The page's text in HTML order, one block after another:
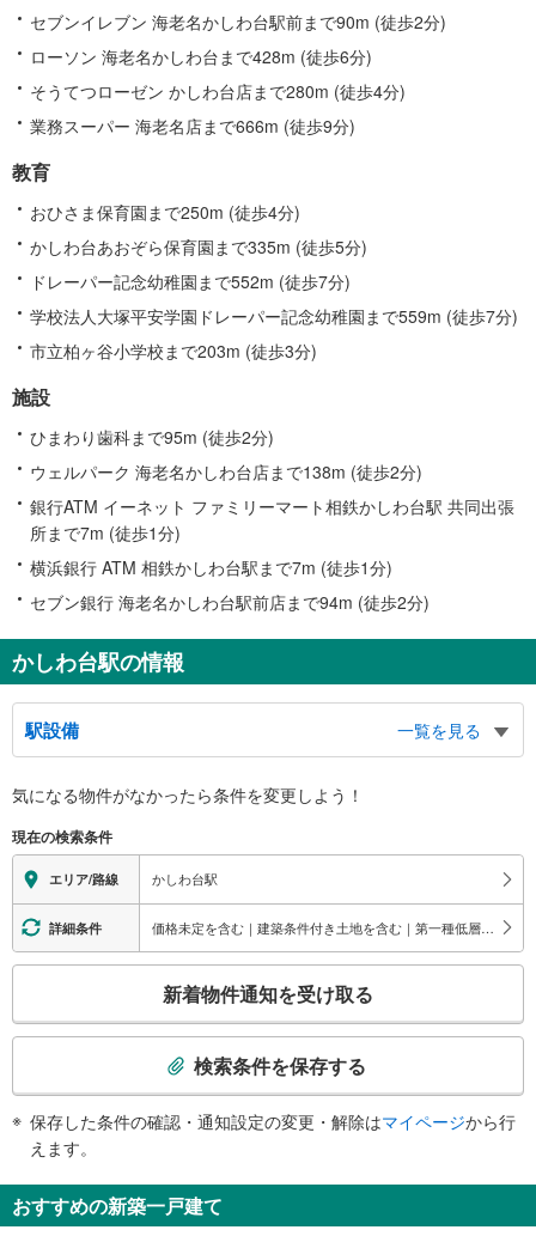
セブンイレブン 海老名かしわ台駅前まで90m (徒歩2分)
ローソン 海老名かしわ台まで428m (徒歩6分)
そうてつローゼン かしわ台店まで280m (徒歩4分)
業務スーパー 海老名店まで666m (徒歩9分)
教育
おひさま保育園まで250m (徒歩4分)
かしわ台あおぞら保育園まで335m (徒歩5分)
ドレーパー記念幼稚園まで552m (徒歩7分)
学校法人大塚平安学園ドレーパー記念幼稚園まで559m (徒歩7分)
市立柏ヶ谷小学校まで203m (徒歩3分)
施設
ひまわり歯科まで95m (徒歩2分)
ウェルパーク 海老名かしわ台店まで138m (徒歩2分)
銀行ATM イーネット ファミリーマート相鉄かしわ台駅 共同出張
所まで7m (徒歩1分)
横浜銀行 ATM 相鉄かしわ台駅まで7m (徒歩1分)
セブン銀行 海老名かしわ台駅前店まで94m (徒歩2分)
かしわ台駅の情報
駅設備
一覧を見る
※段差なしでの移動経路
地上⇔改札⇔ホーム：○
エレベータ
・各ホーム⇔西口改札
エスカレータ
・各ホーム⇔西口改札
・西口改札内
・ＡＥＤ
気になる物件がなかったら条件を変更しよう！
現在の検索条件
エリア/路線 かしわ台駅
詳細条件 価格未定を含む｜建築条件付き土地を含む｜第一種低層住居専用地域
検
知
を
新着物件通知を受け取る
検索条件を保存する
保存した条件の確認・通知設定の変更・解除はマイページから行
えます。
おすすめの新築一戸建て